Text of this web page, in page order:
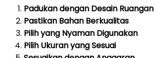
Padukan dengan Desain Ruangan
Pastikan Bahan Berkualitas
Pilih yang Nyaman Digunakan
Pilih Ukuran yang Sesuai